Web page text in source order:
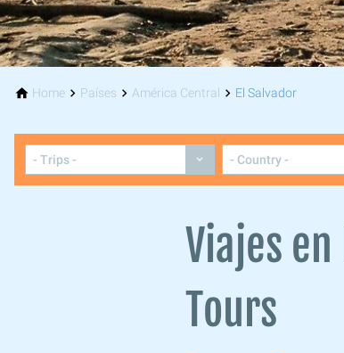
Home Países América Central El Salvador
Viajes en
Tours